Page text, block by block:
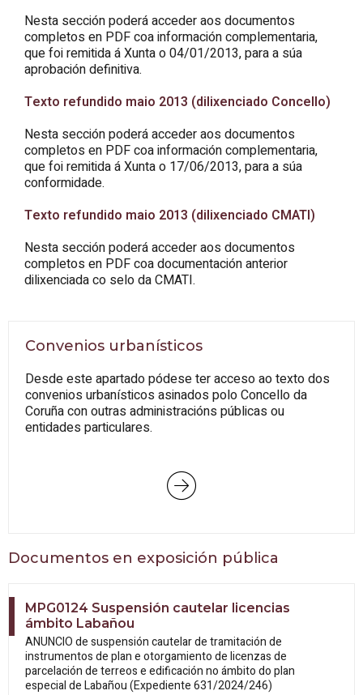
Nesta sección poderá acceder aos documentos
completos en PDF coa información complementaria,
que foi remitida á Xunta o 04/01/2013, para a súa
aprobación definitiva.
Texto refundido maio 2013 (dilixenciado Concello)
Nesta sección poderá acceder aos documentos
completos en PDF coa información complementaria,
que foi remitida á Xunta o 17/06/2013, para a súa
conformidade.
Texto refundido maio 2013 (dilixenciado CMATI)
Nesta sección poderá acceder aos documentos
completos en PDF coa documentación anterior
dilixenciada co selo da CMATI.
Convenios urbanísticos
Desde este apartado pódese ter acceso ao texto dos
convenios urbanísticos asinados polo Concello da
Coruña con outras administracións públicas ou
entidades particulares.
Documentos en exposición pública
MPG0124 Suspensión cautelar licencias
ámbito Labañou
ANUNCIO de suspensión cautelar de tramitación de
instrumentos de plan e otorgamiento de licenzas de
parcelación de terreos e edificación no ámbito do plan
especial de Labañou (Expediente 631/2024/246)